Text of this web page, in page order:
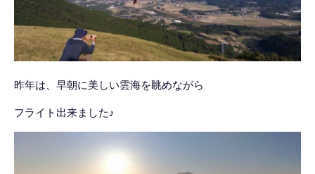
昨年は、早朝に美しい雲海を眺めながら
フライト出来ました♪